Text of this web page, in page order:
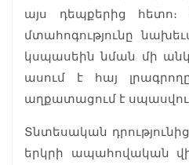
այս դեպքերից
մտահոգությունը
կսպասեին նման մի
ասում է հայ
աղքատացում է
Տնտեսական
երկրի ապահովական